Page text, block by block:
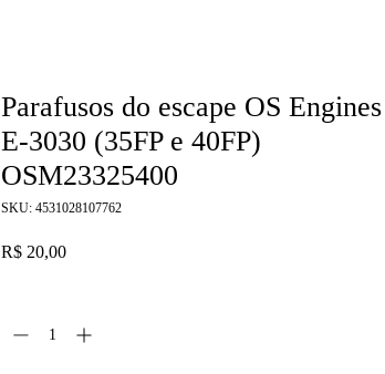
Parafusos do escape OS Engines
E-3030 (35FP e 40FP)
OSM23325400
SKU: 4531028107762
R$ 20,00Preço